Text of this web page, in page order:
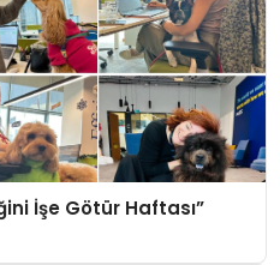
İşe Götür Haftası”